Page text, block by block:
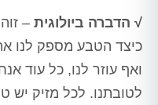
√ הדברה ביולוגית –
כיצד הטבע מספק לנו
ואף עוזר לנו, כל עוד
לטובתנו. לכל מזיק יש